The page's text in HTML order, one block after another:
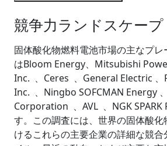
競争力ランドスケープ
固体酸化物燃料電池市場の主なプ
はBloom Energy、Mitsubishi
Inc. 、Ceres 、General Electric 、
Inc. 、Ningbo SOFCMAN Energy
Corporation 、AVL 、NGK SPARK
す。この調査には、世界の固体酸
けるこれらの主要企業の詳細な競